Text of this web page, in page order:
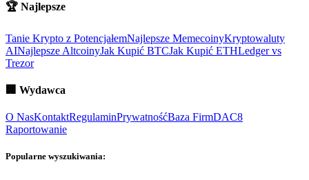
🏆 Najlepsze
Tanie Krypto z PotencjałemNajlepsze MemecoinyKryptowaluty
AINajlepsze AltcoinyJak Kupić BTCJak Kupić ETHLedger vs
Trezor
🏢 Wydawca
O NasKontaktRegulaminPrywatnośćBaza FirmDAC8
Raportowanie
Popularne wyszukiwania: